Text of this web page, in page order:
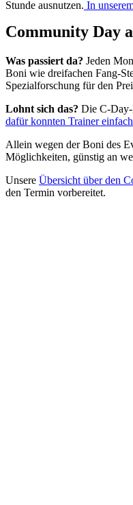
Stunde ausnutzen. In
Community Day
Was passiert da? Jeden
Boni wie dreifachen Fang-
Spezialforschung für den
Lohnt sich das? Die C-Day-
dafür konnten Trainer
Allein wegen der Boni des
Möglichkeiten, günstig an
Unsere Übersicht über den
den Termin vorbereitet.